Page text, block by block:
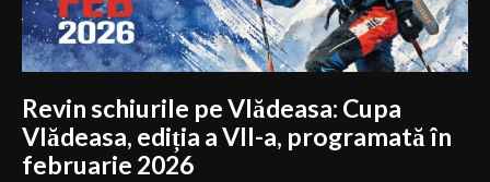
Revin schiurile pe Vlădeasa: Cupa
Vlădeasa, ediția a VII-a, programată în
februarie 2026